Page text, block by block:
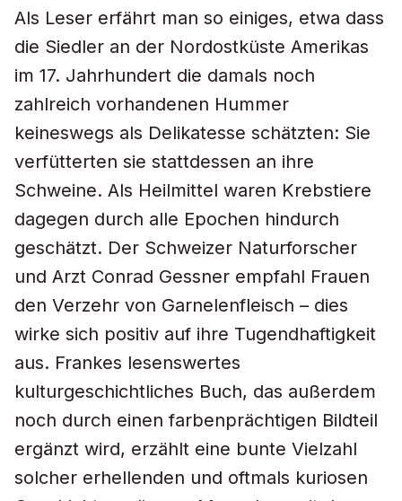
Als Leser erfährt man so einiges, etwa dass
die Siedler an der Nordostküste Amerikas
im 17. Jahrhundert die damals noch
zahlreich vorhandenen Hummer
keineswegs als Delikatesse schätzten: Sie
verfütterten sie stattdessen an ihre
Schweine. Als Heilmittel waren Krebstiere
dagegen durch alle Epochen hindurch
geschätzt. Der Schweizer Naturforscher
und Arzt Conrad Gessner empfahl Frauen
den Verzehr von Garnelenfleisch – dies
wirke sich positiv auf ihre Tugendhaftigkeit
aus. Frankes lesenswertes
kulturgeschichtliches Buch, das außerdem
noch durch einen farbenprächtigen Bildteil
ergänzt wird, erzählt eine bunte Vielzahl
solcher erhellenden und oftmals kuriosen